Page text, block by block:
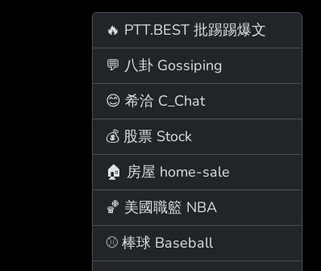
🔥 PTT.BEST 批踢踢爆文
💬 八卦 Gossiping
😊 希洽 C_Chat
💰 股票 Stock
🏠 房屋 home-sale
🏀 美國職籃 NBA
⚾ 棒球 Baseball